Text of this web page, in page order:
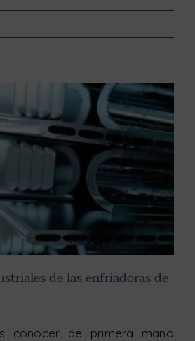
de las enfriadoras de
conocer de primera mano